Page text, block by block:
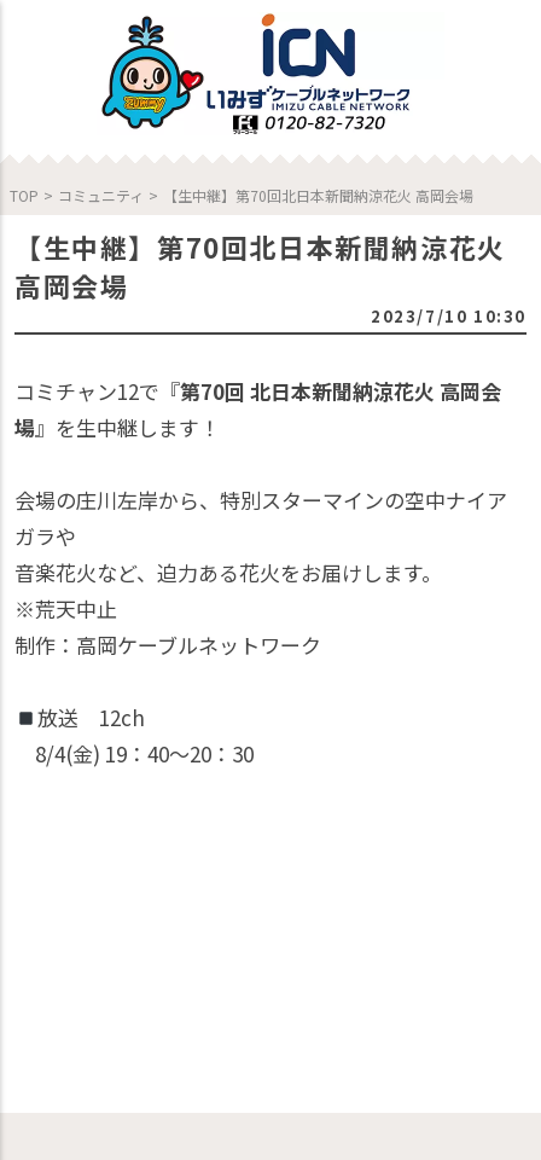
TOP > コミュニティ > 【生中継】第70回北日本新聞納涼花火 高岡会場
【生中継】第70回北日本新聞納涼花火
高岡会場
2023/7/10 10:30
コミチャン12で『第70回 北日本新聞納涼花火 高岡会
場』を生中継します！
会場の庄川左岸から、特別スターマインの空中ナイア
ガラや
音楽花火など、迫力ある花火をお届けします。
※荒天中止
制作：高岡ケーブルネットワーク
放送 12ch
8/4(金) 19：40〜20：30